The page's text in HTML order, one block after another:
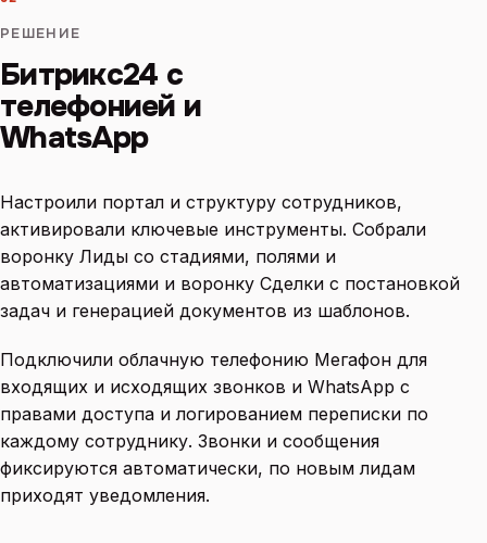
РЕШЕНИЕ
Битрикс24 с
телефонией и
WhatsApp
Настроили портал и структуру сотрудников,
активировали ключевые инструменты. Собрали
воронку Лиды со стадиями, полями и
автоматизациями и воронку Сделки с постановкой
задач и генерацией документов из шаблонов.
Подключили облачную телефонию Мегафон для
входящих и исходящих звонков и WhatsApp с
правами доступа и логированием переписки по
каждому сотруднику. Звонки и сообщения
фиксируются автоматически, по новым лидам
приходят уведомления.